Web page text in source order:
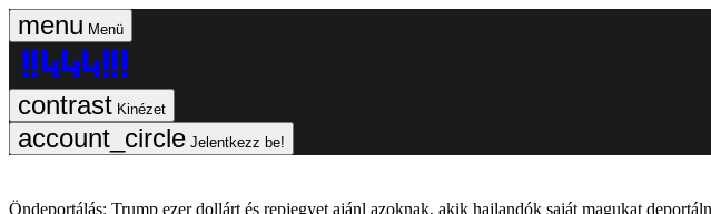
Menü
Kinézet
Jelentkezz be!
Öndeportálás: Trump ezer dollárt és repjegyet ajánl azoknak, akik hajlandók saját magukat